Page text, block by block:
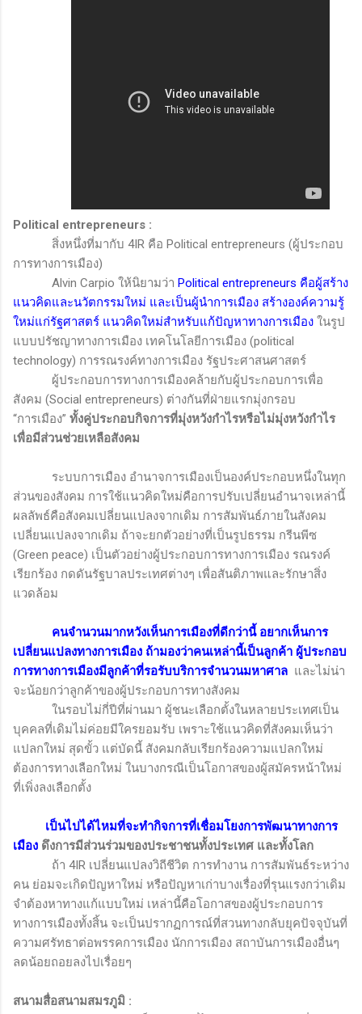
Political entrepreneurs :
สิ่งหนึ่งที่มากับ 4IR คือ Political entrepreneurs (ผู้ประกอบ
การทางการเมือง)
Alvin Carpio ให้นิยามว่า Political entrepreneurs คือผู้สร้าง
แนวคิดและนวัตกรรมใหม่ และเป็นผู้นำการเมือง สร้างองค์ความรู้
ใหม่แก่รัฐศาสตร์ แนวคิดใหม่สำหรับแก้ปัญหาทางการเมือง ในรูป
แบบปรัชญาทางการเมือง เทคโนโลยีการเมือง (political
technology) การรณรงค์ทางการเมือง รัฐประศาสนศาสตร์
ผู้ประกอบการทางการเมืองคล้ายกับผู้ประกอบการเพื่อ
สังคม (Social entrepreneurs) ต่างกันที่ฝ่ายแรกมุ่งกรอบ
“การเมือง” ทั้งคู่ประกอบกิจการที่มุ่งหวังกำไรหรือไม่มุ่งหวังกำไร
เพื่อมีส่วนช่วยเหลือสังคม
ระบบการเมือง อำนาจการเมืองเป็นองค์ประกอบหนึ่งในทุก
ส่วนของสังคม การใช้แนวคิดใหม่คือการปรับเปลี่ยนอำนาจเหล่านี้
ผลลัพธ์คือสังคมเปลี่ยนแปลงจากเดิม การสัมพันธ์ภายในสังคม
เปลี่ยนแปลงจากเดิม ถ้าจะยกตัวอย่างที่เป็นรูปธรรม กรีนพีซ
(Green peace) เป็นตัวอย่างผู้ประกอบการทางการเมือง รณรงค์
เรียกร้อง กดดันรัฐบาลประเทศต่างๆ เพื่อสันติภาพและรักษาสิ่ง
แวดล้อม
คนจำนวนมากหวังเห็นการเมืองที่ดีกว่านี้ อยากเห็นการ
เปลี่ยนแปลงทางการเมือง ถ้ามองว่าคนเหล่านี้เป็นลูกค้า ผู้ประกอบ
การทางการเมืองมีลูกค้าที่รอรับบริการจำนวนมหาศาล และไม่น่า
จะน้อยกว่าลูกค้าของผู้ประกอบการทางสังคม
ในรอบไม่กี่ปีที่ผ่านมา ผู้ชนะเลือกตั้งในหลายประเทศเป็น
บุคคลที่เดิมไม่ค่อยมีใครยอมรับ เพราะใช้แนวคิดที่สังคมเห็นว่า
แปลกใหม่ สุดขั้ว แต่บัดนี้ สังคมกลับเรียกร้องความแปลกใหม่
ต้องการทางเลือกใหม่ ในบางกรณีเป็นโอกาสของผู้สมัครหน้าใหม่
ที่เพิ่งลงเลือกตั้ง
เป็นไปได้ไหมที่จะทำกิจการที่เชื่อมโยงการพัฒนาทางการ
เมือง ดึงการมีส่วนร่วมของประชาชนทั้งประเทศ และทั้งโลก
ถ้า 4IR เปลี่ยนแปลงวิถีชีวิต การทำงาน การสัมพันธ์ระหว่าง
คน ย่อมจะเกิดปัญหาใหม่ หรือปัญหาเก่าบางเรื่องที่รุนแรงกว่าเดิม
จำต้องหาทางแก้แบบใหม่ เหล่านี้คือโอกาสของผู้ประกอบการ
ทางการเมืองทั้งสิ้น จะเป็นปรากฏการณ์ที่สวนทางกลับยุคปัจจุบันที่
ความศรัทธาต่อพรรคการเมือง นักการเมือง สถาบันการเมืองอื่นๆ
ลดน้อยถอยลงไปเรื่อยๆ
สนามสื่อสนามสมรภูมิ :